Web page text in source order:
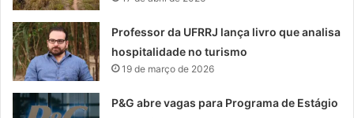
Professor da UFRRJ lança livro que analisa
hospitalidade no turismo
19 de março de 2026
P&G abre vagas para Programa de Estágio